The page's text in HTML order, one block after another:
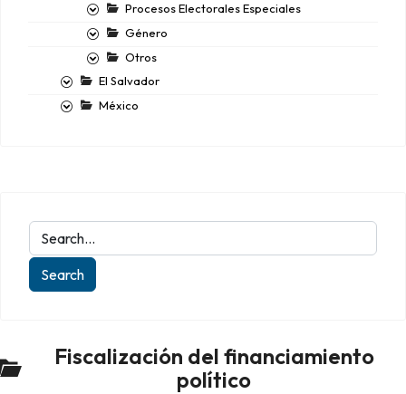
Procesos Electorales Especiales
Género
Otros
El Salvador
México
Fiscalización del financiamiento
político